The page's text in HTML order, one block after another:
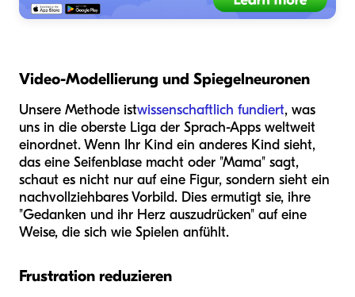
Video-Modellierung und Spiegelneuronen
Unsere Methode istwissenschaftlich fundiert, was
uns in die oberste Liga der Sprach-Apps weltweit
einordnet. Wenn Ihr Kind ein anderes Kind sieht,
das eine Seifenblase macht oder "Mama" sagt,
schaut es nicht nur auf eine Figur, sondern sieht ein
nachvollziehbares Vorbild. Dies ermutigt sie, ihre
"Gedanken und ihr Herz auszudrücken" auf eine
Weise, die sich wie Spielen anfühlt.
Frustration reduzieren